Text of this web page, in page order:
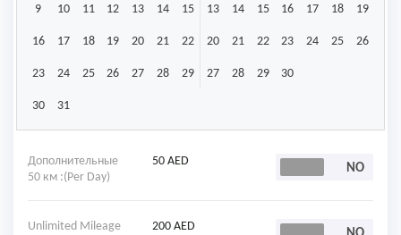
9 10 11 12 13 14 15
16 17 18 19 20 21 22
23 24 25 26 27 28 29
30 31
13 14 15 16 17 18 19
20 21 22 23 24 25 26
27 28 29 30
Дополнительные
50 км :(Per Day)
50 AED
Unlimited Mileage 200 AED